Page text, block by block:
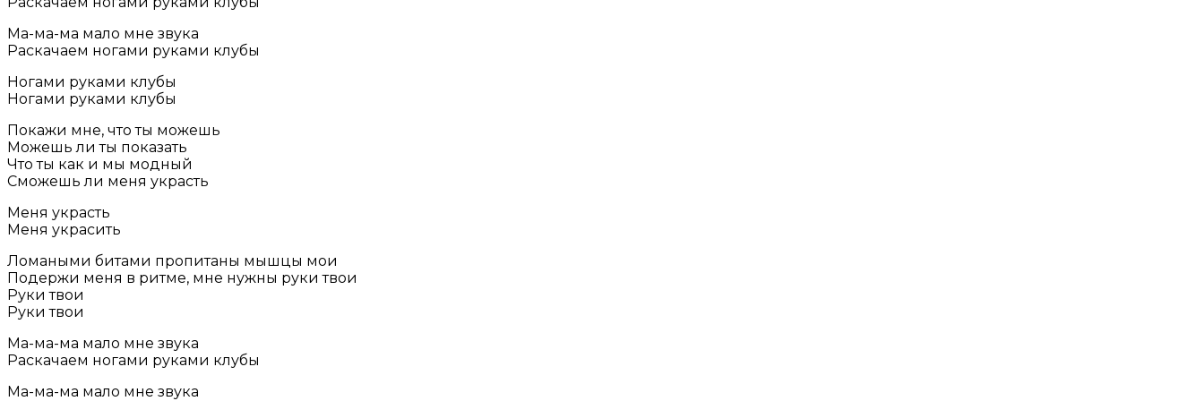
Ма-ма-ма мало мне звука
Раскачаем ногами руками клубы
Ногами руками клубы
Ногами руками клубы
Покажи мне, что ты можешь
Можешь ли ты показать
Что ты как и мы модный
Сможешь ли меня украсть
Меня украсть
Меня украсить
Ломаными битами пропитаны мышцы мои
Подержи меня в ритме, мне нужны руки твои
Руки твои
Руки твои
Ма-ма-ма мало мне звука
Раскачаем ногами руками клубы
Ма-ма-ма мало мне звука